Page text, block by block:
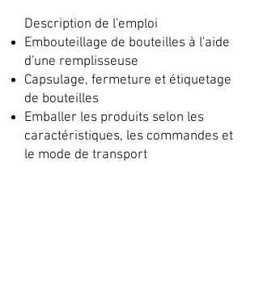
Description de l'emploi
Embouteillage de bouteilles à l'aide
d'une remplisseuse
Capsulage, fermeture et étiquetage
de bouteilles
Emballer les produits selon les
caractéristiques, les commandes et
le mode de transport